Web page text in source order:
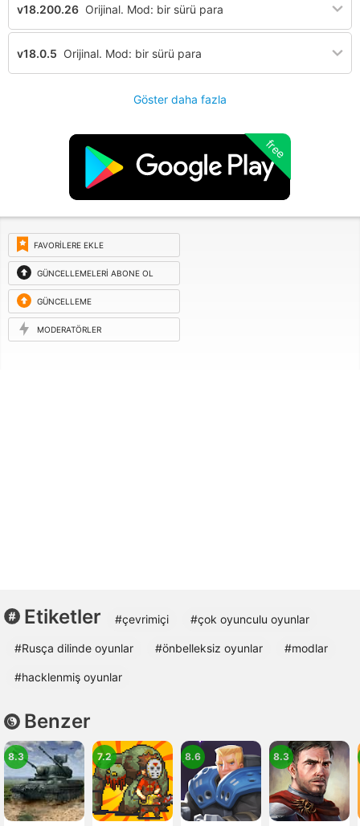
v18.200.26 Orijinal. Mod: bir sürü para
v18.0.5 Orijinal. Mod: bir sürü para
Göster daha fazla
free
FAVORILERE EKLE
GÜNCELLEMELERI ABONE OL
GÜNCELLEME
ISTEĞI
MODERATÖRLER
Etiketler #çevrimiçi #çok oyunculu oyunlar
#Rusça dilinde oyunlar #önbelleksiz oyunlar #modlar
#hacklenmiş oyunlar
Benzer
8.3 7.2 8.6 8.3